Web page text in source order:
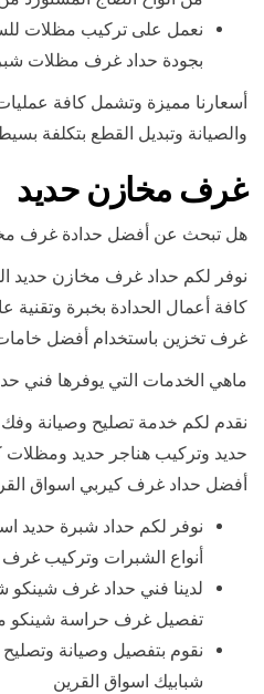
نعمل على تركيب مظلات
بجودة حداد غرف مظلات
أسعارنا مميزة وتشمل كافة
والصيانة وتبديل القطع بتكلفة
غرف مخازن حديد
هل تبحث عن أفضل حدادة غرف
نوفر لكم حداد غرف مخازن حديد
كافة أعمال الحدادة بخبرة
غرف تخزين باستخدام أفضل خامات
ماهي الخدمات التي يوفرها فني
نقدم لكم خدمة تصليح وصيانة
حديد وتركيب هناجر حديد
أفضل حداد غرف كيربي اسواق
نوفر لكم حداد شبرة حديد
أنواع الشبرات وتركيب
لدينا فني حداد غرف
تفصيل غرف حراسة شينكو
نقوم بتفصيل وصيانة
شبابيك اسواق القرين